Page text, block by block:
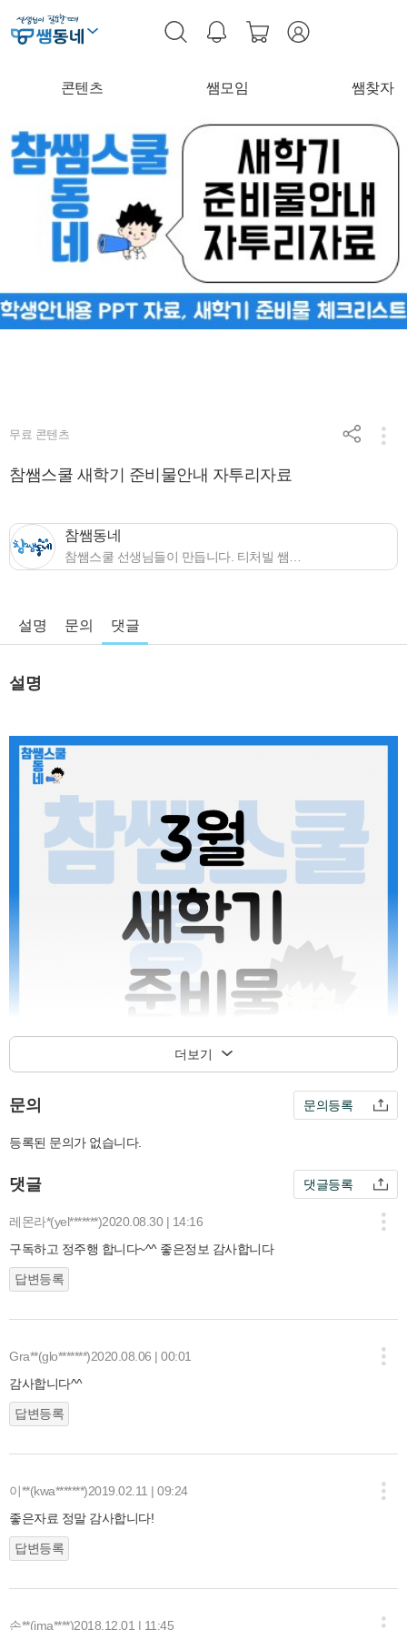
콘텐츠 쌤모임 쌤찾자
무료 콘텐츠
참쌤스쿨 새학기 준비물안내 자투리자료
참쌤동네
설명 문의 댓글
설명
더보기
문의 문의등록
등록된 문의가 없습니다.
댓글 댓글등록
레몬라*(yel*******)2020.08.30 | 14:16
구독하고 정주행 합니다~^^ 좋은정보 감사합니다
답변등록
Gra**(glo*******)2020.08.06 | 00:01
감사합니다^^
답변등록
이**(kwa*******)2019.02.11 | 09:24
좋은자료 정말 감사합니다!
답변등록
손**(ima****)2018.12.01 | 11:45